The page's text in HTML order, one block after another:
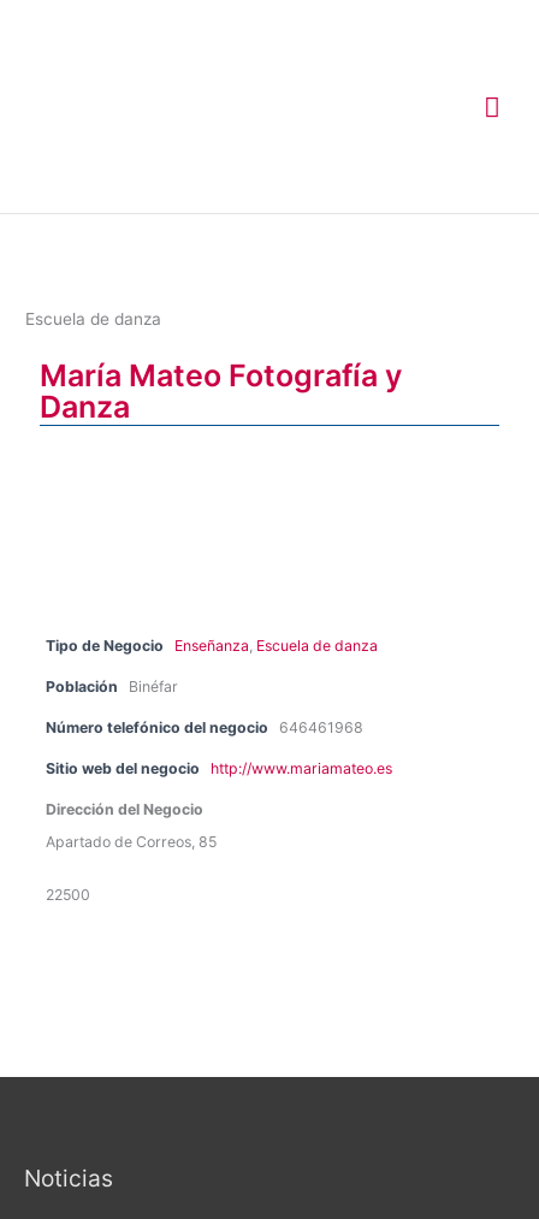
Escuela de danza
María Mateo Fotografía y
Danza
Tipo de Negocio Enseñanza, Escuela de danza
Población Binéfar
Número telefónico del negocio 646461968
Sitio web del negocio http://www.mariamateo.es
Dirección del Negocio
Apartado de Correos, 85
22500
Noticias